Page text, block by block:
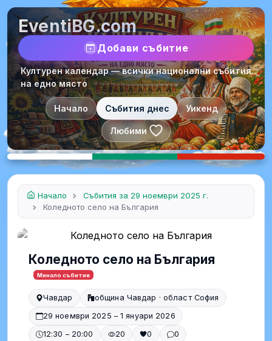
EventiBG.com
Добави събитие
Културен календар — всички национални събития
на едно място
Начало Събития днес Уикенд
Любими
Начало
Събития за 29 ноември 2025 г.
Коледното село на България
Коледното село на България
Минало събитие
Чавдар
община Чавдар · област София
29 ноември 2025 – 1 януари 2026
12:30 – 20:00
20 0 0